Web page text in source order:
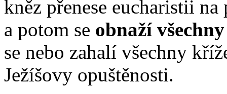
kněz přenese eucharistii
a potom se obnaží
se nebo zahalí všechny
Ježíšovy opuštěnosti.